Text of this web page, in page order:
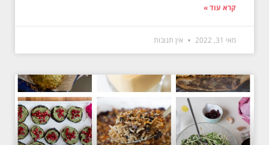
קרא עוד »
מאי 31, 2022 אין תגובות